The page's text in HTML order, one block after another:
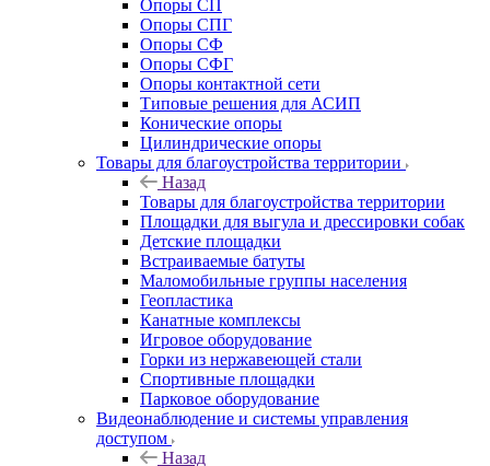
Опоры СП
Опоры СПГ
Опоры СФ
Опоры СФГ
Опоры контактной сети
Типовые решения для АСИП
Конические опоры
Цилиндрические опоры
Товары для благоустройства территории
Назад
Товары для благоустройства территории
Площадки для выгула и дрессировки собак
Детские площадки
Встраиваемые батуты
Маломобильные группы населения
Геопластика
Канатные комплексы
Игровое оборудование
Горки из нержавеющей стали
Спортивные площадки
Парковое оборудование
Видеонаблюдение и системы управления
доступом
Назад